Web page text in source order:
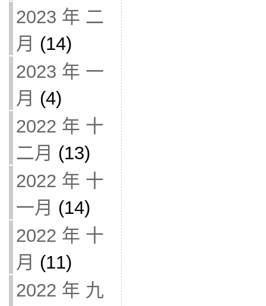
2023 年 二
月 (14)
2023 年 一
月 (4)
2022 年 十
二月 (13)
2022 年 十
一月 (14)
2022 年 十
月 (11)
2022 年 九